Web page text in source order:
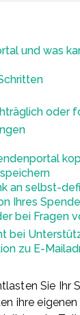
und was
oder
an selbst-
Ihres
bei Fragen
bei
zu E-
Sie Ihr
ihre